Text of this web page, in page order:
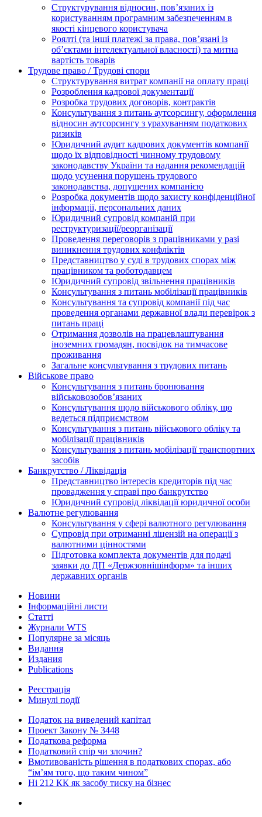
Структурування відносин, пов’язаних із
користуванням програмним забезпеченням в
якості кінцевого користувача
Роялті (та інші платежі за права, пов’язані із
об’єктами інтелектуальної власності) та митна
вартість товарів
Трудове право / Трудові спори
Cтруктурування витрат компанії на оплату праці
Розроблення кадрової документації
Розробка трудових договорів, контрактів
Консультування з питань аутсорсингу, оформлення
відносин аутсорсингу з урахуванням податкових
ризиків
Юридичний аудит кадрових документів компанії
щодо їх відповідності чинному трудовому
законодавству України та надання рекомендацій
щодо усунення порушень трудового
законодавства, допущених компанією
Розробка документів щодо захисту конфіденційної
інформації, персональних даних
Юридичний супровід компаній при
реструктуризації/реорганізації
Проведення переговорів з працівниками у разі
виникнення трудових конфліктів
Представництво у суді в трудових спорах між
працівником та роботодавцем
Юридичний супровід звільнення працівників
Консультування з питань мобілізації працівників
Консультування та супровід компанії під час
проведення органами державної влади перевірок з
питань праці
Отримання дозволів на працевлаштування
іноземних громадян, посвідок на тимчасове
проживання
Загальне консультування з трудових питань
Військове право
Консультування з питань бронювання
військовозобов’язаних
Консультування щодо військового обліку, що
ведеться підприємством
Консультування з питань військового обліку та
мобілізації працівників
Консультування з питань мобілізації транспортних
засобів
Банкрутство / Ліквідація
Представництво інтересів кредиторів під час
провадження у справі про банкрутство
Юридичний супровід ліквідації юридичної особи
Валютне регулювання
Консультування у сфері валютного регулювання
Супровід при отриманні ліцензій на операції з
валютними цінностями
Підготовка комплекта документів для подачі
заявки до ДП «Держзовнішінформ» та інших
державних органів
Новини
Інформаційні листи
Статті
Журнали WTS
Популярне за місяць
Видання
Издания
Publications
Реєстрація
Минулі події
Податок на виведений капітал
Проект Закону № 3448
Податкова реформа
Податковий спір чи злочин?
Вмотивованість рішення в податкових спорах, або
“ім’ям того, що таким чином”
Ні 212 КК як засобу тиску на бізнес